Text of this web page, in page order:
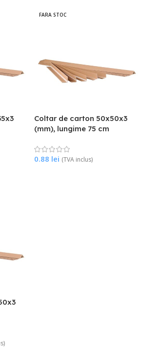
FARA STOC
Coltar de carton 50x50x3
(mm), lungime 75 cm
0.88 lei (TVA inclus)